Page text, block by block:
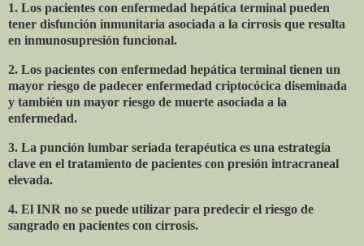
1. Los pacientes con enfermedad hepática terminal pueden
tener disfunción inmunitaria asociada a la cirrosis que resulta
en inmunosupresión funcional.
2. Los pacientes con enfermedad hepática terminal tienen un
mayor riesgo de padecer enfermedad criptocócica diseminada
y también un mayor riesgo de muerte asociada a la
enfermedad.
3. La punción lumbar seriada terapéutica es una estrategia
clave en el tratamiento de pacientes con presión intracraneal
elevada.
4. El INR no se puede utilizar para predecir el riesgo de
sangrado en pacientes con cirrosis.